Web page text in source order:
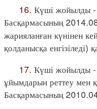
16. Күші жойылды -
Басқармасының
жарияланған күнінен
қолданысқа енгізіледі)
17. Күші жойылды
ұйымдарын реттеу мен
Басқармасының